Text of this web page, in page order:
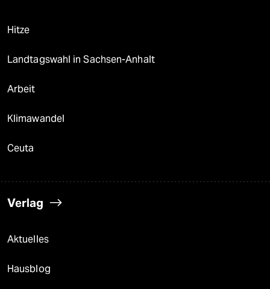
Hitze
Landtagswahl in Sachsen-Anhalt
Arbeit
Klimawandel
Ceuta
Verlag
Aktuelles
Hausblog